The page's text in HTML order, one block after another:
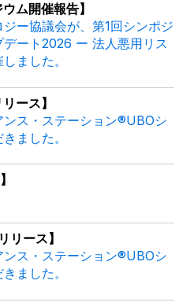
ム開催報告】
ー協議会が、第1回シンポジ
ート2026 ー 法人悪用リス
ました。
ース】
ス・ステーション®UBOシ
ました。
ース】
ス・ステーション®UBOシ
ました。